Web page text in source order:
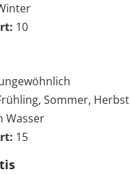
10
Sommer, Herbst
Wasser
15